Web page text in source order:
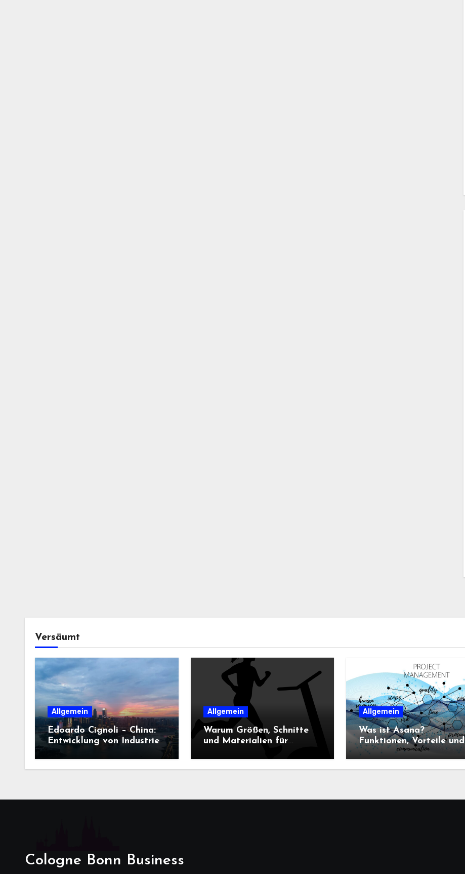
Versäumt
Allgemein
Edoardo Cignoli – China:
Entwicklung von Industrie,
Technologie
Allgemein
Warum Größen, Schnitte
und Materialien für
entscheidend sind
Allgemein
Was ist Asana?
Funktionen, Vorteile und
Einsatz im
Projektmanagement
Cologne Bonn Business